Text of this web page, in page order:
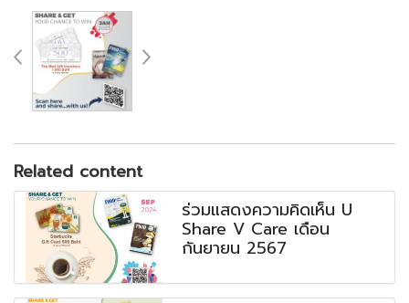
Related content
ร่วมแสดงความคิดเห็น U
Share V Care เดือน
กันยายน 2567